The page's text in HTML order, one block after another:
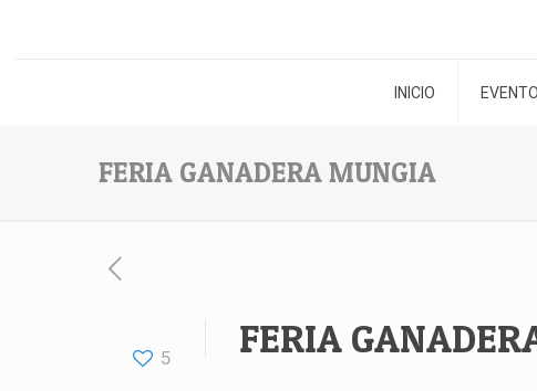
INICIO
FERIA GANADERA MUNGIA
5 FERIA